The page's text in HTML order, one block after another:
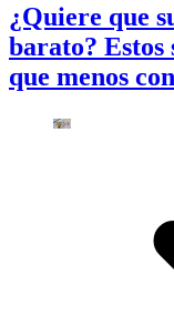
¿Quiere que
barato? Estos
que menos